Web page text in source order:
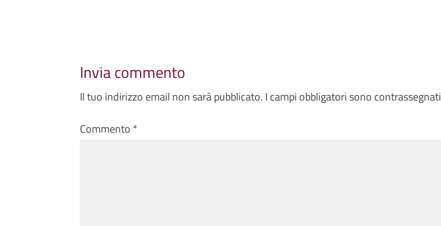
Invia commento
Il tuo indirizzo email non sarà pubblicato. I campi obbligatori sono contrassegnati
Commento *